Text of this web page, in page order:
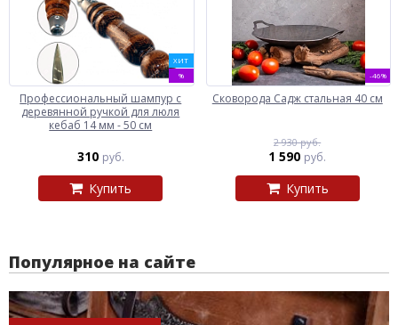
ХИТ
%
Профессиональный шампур с
деревянной ручкой для люля
кебаб 14 мм - 50 см
310 руб.
Купить
-46%
Сковорода Садж стальная 40 см
2 930 руб.
1 590 руб.
Купить
Популярное на сайте